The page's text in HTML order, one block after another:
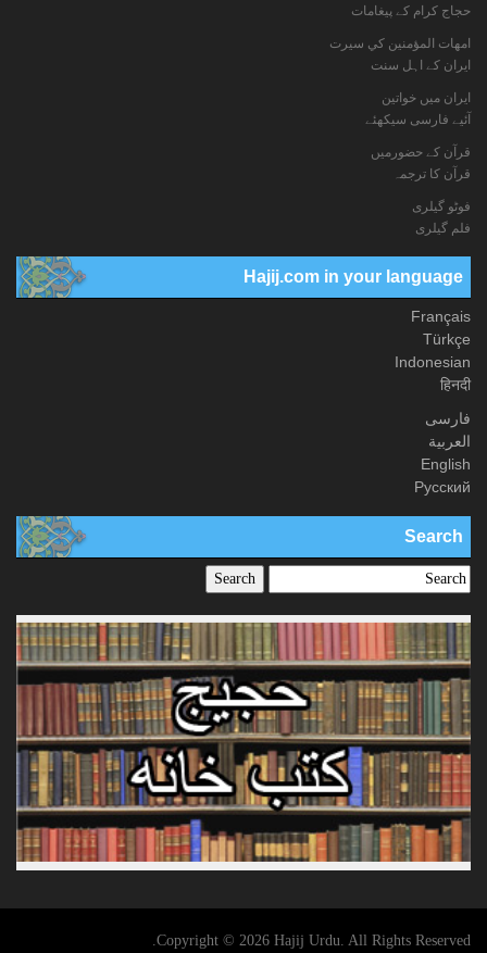
حجاج کرام کے پیغامات
امهات المؤمنين كي سيرت
ایران کے اہل سنت
ایران میں خواتین
آئیے فارسی سیکھئے
قرآن کے حضورمیں
قرآن کا ترجمہ
فوٹو گيلری
فلم گیلری
Hajij.com in your language
Français
Türkçe
Indonesian
हिनदी
فارسی
العربیة
English
Русский
Search
Copyright © 2026 Hajij Urdu. All Rights Reserved.